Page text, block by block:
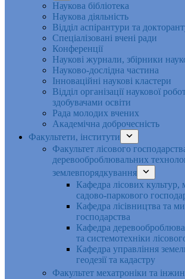
Наукова бібліотека
Наукова діяльність
Відділ аспірантури та
Спеціалізовані вчені ради
Конференції
Наукові журнали, збірники
Науково-дослідна частина
Інноваційні наукові кластери
Відділ організації наукової
здобувачами освіти
Рада молодих вчених
Академічна доброчесність
Факультети, інститути
Факультет лісового
деревооброблювальних
землевпорядкування
Кафедра лісових культур,
садово-паркового
Кафедра лісівництва та
господарства
Кафедра
та системотехніки
Кафедра управління
геодезії та кадастру
Факультет мехатроніки та